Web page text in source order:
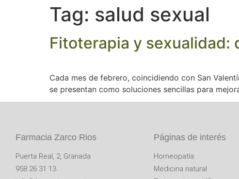
Tag: salud sexual
Fitoterapia y sexualidad:
Cada mes de febrero, coincidiendo con San
se presentan como soluciones sencillas para
Farmacia Zarco Rios
Puerta Real, 2, Granada
958 26 31 13
Páginas de interés
Homeopatía
Medicina natural